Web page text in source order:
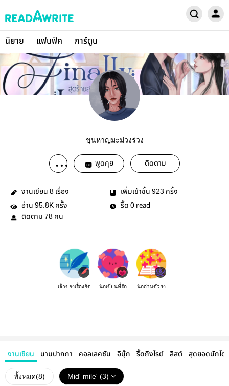
นิยาย แฟนฟิค การ์ตูน
ขุนหาญมะม่วงร่วง
พูดคุย ติดตาม
งานเขียน 8 เรื่อง เพิ่มเข้าชั้น 923 ครั้ง
อ่าน 95.8K ครั้ง รี้ด 0 read
ติดตาม 78 คน
เจ้าของเรื่องฮิต นักเขียนที่รัก นักอ่านตัวยง
งานเขียน นามปากกา คอลเลคชัน อีบุ๊ก รี้ดถึงไรต์ ลิสต์ สุดยอดนักโด
ทั้งหมด(8) Mid' mile' (3)